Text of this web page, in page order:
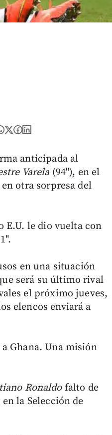
anticipada al
Varela (94"), en el
otra sorpresa del
E.U. le dio vuelta con
en una situación
será su último rival
el próximo jueves,
elencos enviará a
Ghana. Una misión
Ronaldofalto de
la Selección de